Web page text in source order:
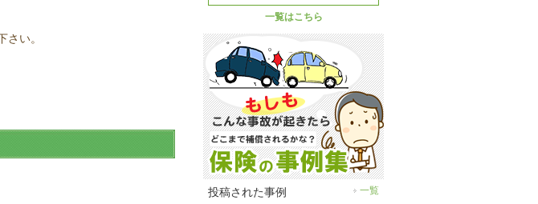
い。
一覧はこちら
投稿された事例 一覧